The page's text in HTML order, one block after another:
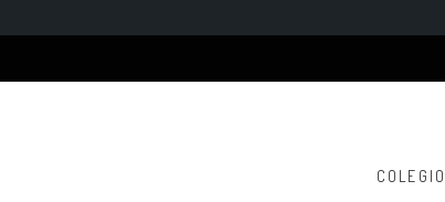
COLEGIO